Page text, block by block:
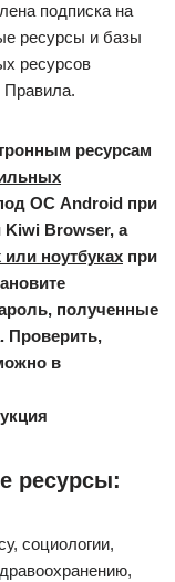
подписка на
ресурсы и базы
ресурсов
Правила.
ресурсам
ОС Android при
Kiwi Browser, а
ноутбуках при
полученные
Проверить,
в
ресурсы:
социологии,